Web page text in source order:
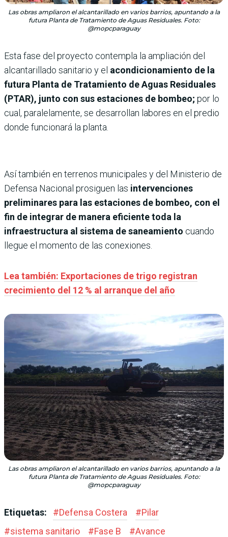
Las obras ampliaron el alcantarillado en varios barrios, apuntando a la
futura Planta de Tratamiento de Aguas Residuales. Foto:
@mopcparaguay
Esta fase del proyecto contempla la ampliación del
alcantarillado sanitario y el acondicionamiento de la
futura Planta de Tratamiento de Aguas Residuales
(PTAR), junto con sus estaciones de bombeo; por lo
cual, paralelamente, se desarrollan labores en el predio
donde funcionará la planta.
Así también en terrenos municipales y del Ministerio de
Defensa Nacional prosiguen las intervenciones
preliminares para las estaciones de bombeo, con el
fin de integrar de manera eficiente toda la
infraestructura al sistema de saneamiento cuando
llegue el momento de las conexiones.
Lea también: Exportaciones de trigo registran
crecimiento del 12 % al arranque del año
Las obras ampliaron el alcantarillado en varios barrios, apuntando a la
futura Planta de Tratamiento de Aguas Residuales. Foto:
@mopcparaguay
Etiquetas: #Defensa Costera #Pilar
#sistema sanitario #Fase B #Avance